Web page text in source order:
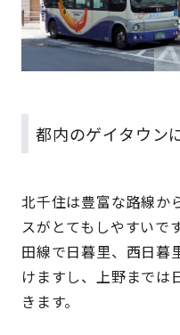
都内のゲイタウン
北千住は豊富な路線か
スがとてもしやすいで
田線で日暮里、西日暮
けますし、上野までは
きます。